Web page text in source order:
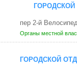
пер 2-й
Органы местной
ГОРОДСКОЙ